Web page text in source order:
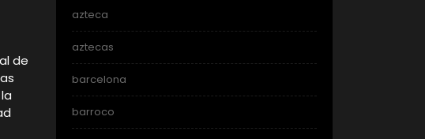
de
azteca
aztecas
barcelona
barroco